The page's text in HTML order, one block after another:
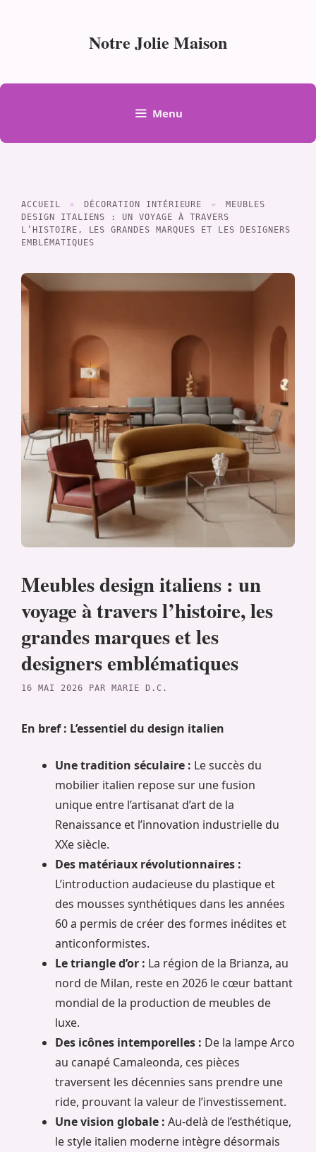
Notre Jolie Maison
Menu
ACCUEIL » DÉCORATION INTÉRIEURE »
MEUBLES
DESIGN ITALIENS : UN VOYAGE À TRAVERS
L’HISTOIRE, LES GRANDES MARQUES ET LES DESIGNERS
EMBLÉMATIQUES
Meubles design italiens : un
voyage à travers l’histoire, les
grandes marques et les
designers emblématiques
16 MAI 2026 PAR MARIE D.C.
En bref : L’essentiel du design italien
Une tradition séculaire : Le succès du
mobilier italien repose sur une fusion
unique entre l’artisanat d’art de la
Renaissance et l’innovation industrielle du
XXe siècle.
Des matériaux révolutionnaires :
L’introduction audacieuse du plastique et
des mousses synthétiques dans les années
60 a permis de créer des formes inédites et
anticonformistes.
Le triangle d’or : La région de la Brianza, au
nord de Milan, reste en 2026 le cœur battant
mondial de la production de meubles de
luxe.
Des icônes intemporelles : De la lampe Arco
au canapé Camaleonda, ces pièces
traversent les décennies sans prendre une
ride, prouvant la valeur de l’investissement.
Une vision globale : Au-delà de l’esthétique,
le style italien moderne intègre désormais